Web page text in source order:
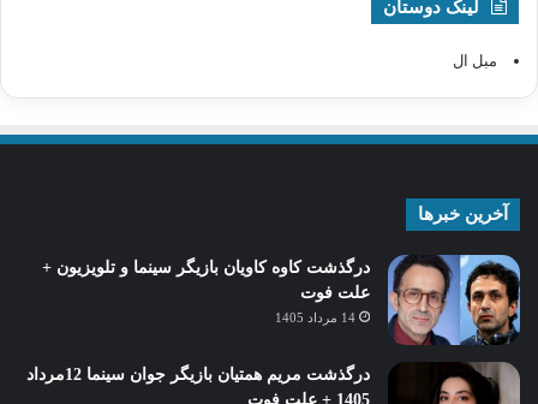
لینک دوستان
مبل ال
آخرین خبرها
درگذشت کاوه کاویان بازیگر سینما و تلویزیون +
علت فوت
14 مرداد 1405
درگذشت مریم همتیان بازیگر جوان سینما 12مرداد
1405 + علت فوت